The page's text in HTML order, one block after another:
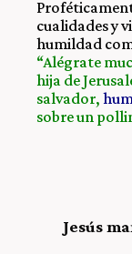
cualidades y
humildad
“Alégrate
hija de
salvador,
sobre un
Jesús